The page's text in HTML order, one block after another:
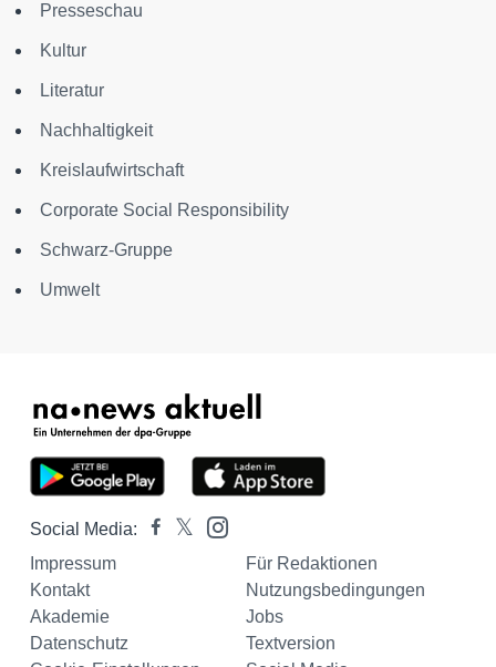
Presseschau
Kultur
Literatur
Nachhaltigkeit
Kreislaufwirtschaft
Corporate Social Responsibility
Schwarz-Gruppe
Umwelt
Social Media:
Impressum
Für Redaktionen
Kontakt
Nutzungsbedingungen
Akademie
Jobs
Datenschutz
Textversion